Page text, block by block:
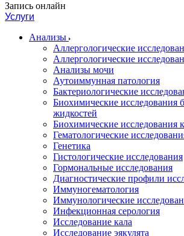
Запись онлайн
Услуги
Анализы
Аллергологические
Аллергологические
Анализы мочи
Аутоиммунная патология
Бактериологические
Биохимические исследования
жидкостей
Биохимические исследования
Гематологические
Генетика
Гистологические исследования
Гормональные исследования
Диагностические профили
Иммуногематология
Иммунологические
Инфекционная серология
Исследование кала
Исследование эякулята